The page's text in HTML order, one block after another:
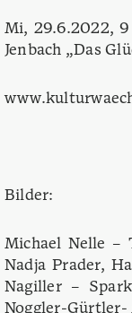
Mi, 29.6.2022, 9
Jenbach „Das
Bilder:
Michael Nelle –
Nadja Prader,
Nagiller –
Noggler-Gürtler-